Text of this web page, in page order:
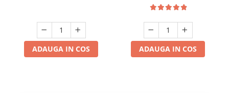
ADAUGA IN COS ADAUGA IN COS